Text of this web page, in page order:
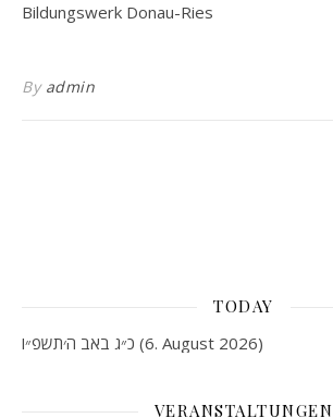
Bildungswerk Donau-Ries
By admin
TODAY
כ״ג באב ה׳תשפ״ו (6. August 2026)
VERANSTALTUNGEN